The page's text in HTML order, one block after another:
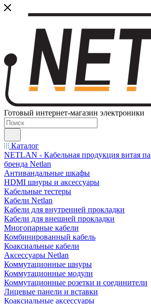
Готовый интернет-магазин электроники
Каталог
NETLAN - Кабельная продукция витая
бренда Netlan
Антивандальные шкафы
HDMI шнуры и аксессуары
Кабельные тестеры
Кабели Netlan
Кабели для внутренней прокладки
Кабели для внешней прокладки
Многопарные кабели
Комбинированный кабель
Коаксиальные кабели
Аксессуары Netlan
Коммутационные шнуры
Коммутационные модули
Коммутационные розетки и соединители
Лицевые панели и вставки
Коаксиальные аксессуары